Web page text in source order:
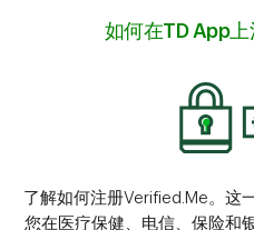
如何在TD App
了解如何注册Verified.Me。这
您在医疗保健、电信、保险和